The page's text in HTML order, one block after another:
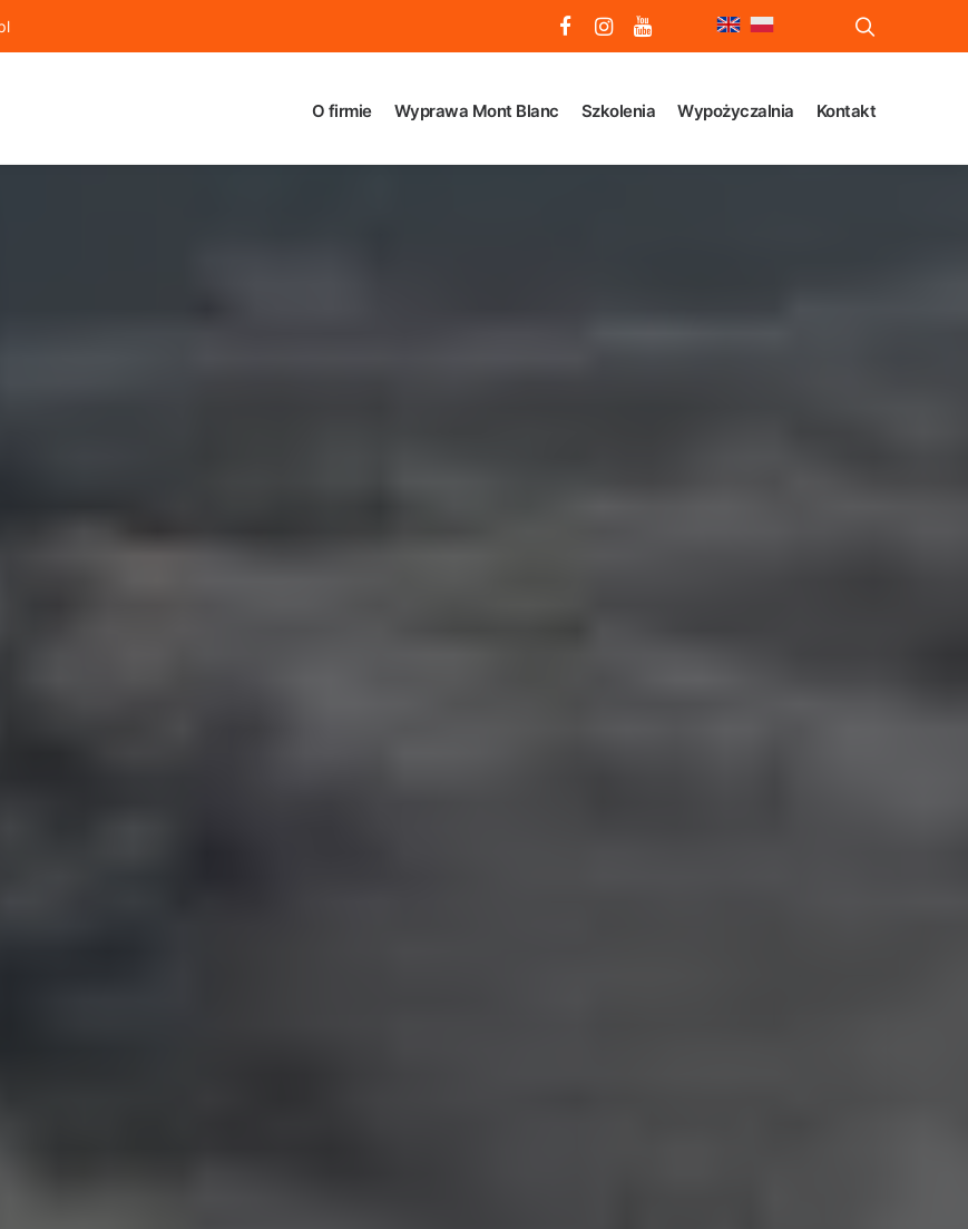
O firmie Wyprawa Mont Blanc Szkolenia Wypożyczalnia Kontakt